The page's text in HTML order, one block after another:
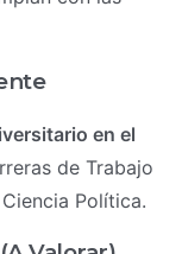
en el
de Trabajo
Política.